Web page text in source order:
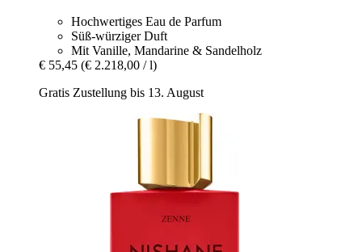
Hochwertiges Eau de Parfum
Süß-würziger Duft
Mit Vanille, Mandarine & Sandelholz
€ 55,45 (€ 2.218,00 / l)
Gratis Zustellung bis 13. August